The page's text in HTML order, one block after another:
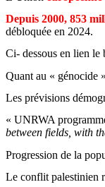
Depuis 2000, 853
débloquée en 2024.
Ci- dessous en lien le
Quant au « génocide
Les prévisions
« UNRWA
between fields with
Progression de la
Le conflit palestinien